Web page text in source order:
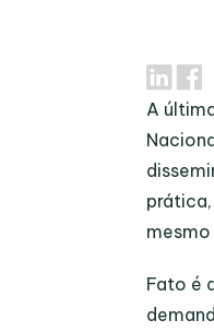
A
Fato é